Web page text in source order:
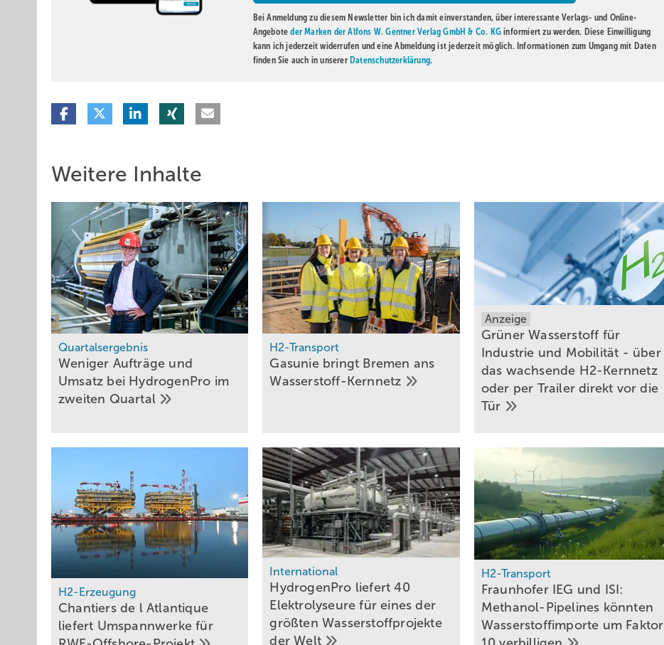
Bei Anmeldung zu diesem Newsletter bin ich damit einverstanden, über interessante Verlags- und Online-
Angeboteder Marken der Alfons W. Gentner Verlag GmbH & Co. KG informiert zu werden. Diese Einwilligung
kann ich jederzeit widerrufen und eine Abmeldung ist jederzeit möglich. Informationen zum Umgang mit Daten
finden Sie auch in unserer Datenschutzerklärung.
Weitere Inhalte
Quartalsergebnis
Weniger Aufträge und
Umsatz bei HydrogenPro im
zweiten Quartal
H2-Transport
Gasunie bringt Bremen ans
Wasserstoff-Kernnetz
Anzeige
Grüner Wasserstoff für
Industrie und Mobilität - über
das wachsende H2-Kernnetz
oder per Trailer direkt vor die
Tür
H2-Erzeugung
Chantiers de l Atlantique
liefert Umspannwerke für
International
HydrogenPro liefert 40
Elektrolyseure für eines der
größten Wasserstoffprojekte
derWelt
H2-Transport
Fraunhofer IEG und ISI:
Methanol-Pipelines könnten
Wasserstoffimporte um Faktor